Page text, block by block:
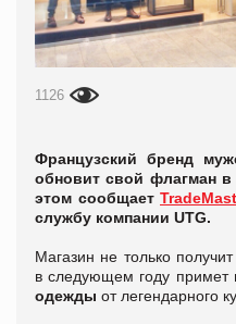
1126
Французский бренд
обновит свой флагман
этом сообщает
службу компании UTG.
Магазин не только
в следующем году примет
одежды от легендарного